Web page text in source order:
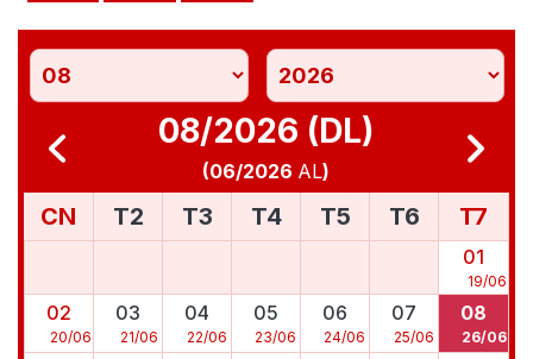
08/2026 (DL)
(06/2026 AL)
CN T2 T3 T4 T5 T6 T7
01
19/06
02
20/06
03
21/06
04
22/06
05
23/06
06
24/06
07
25/06
08
26/06